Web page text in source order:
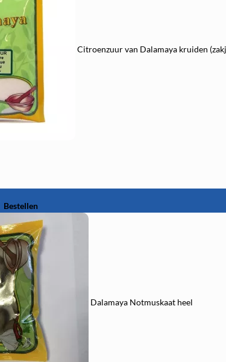
Citroenzuur van Dalamaya kruiden
Bestellen
Dalamaya Notmuskaat heel